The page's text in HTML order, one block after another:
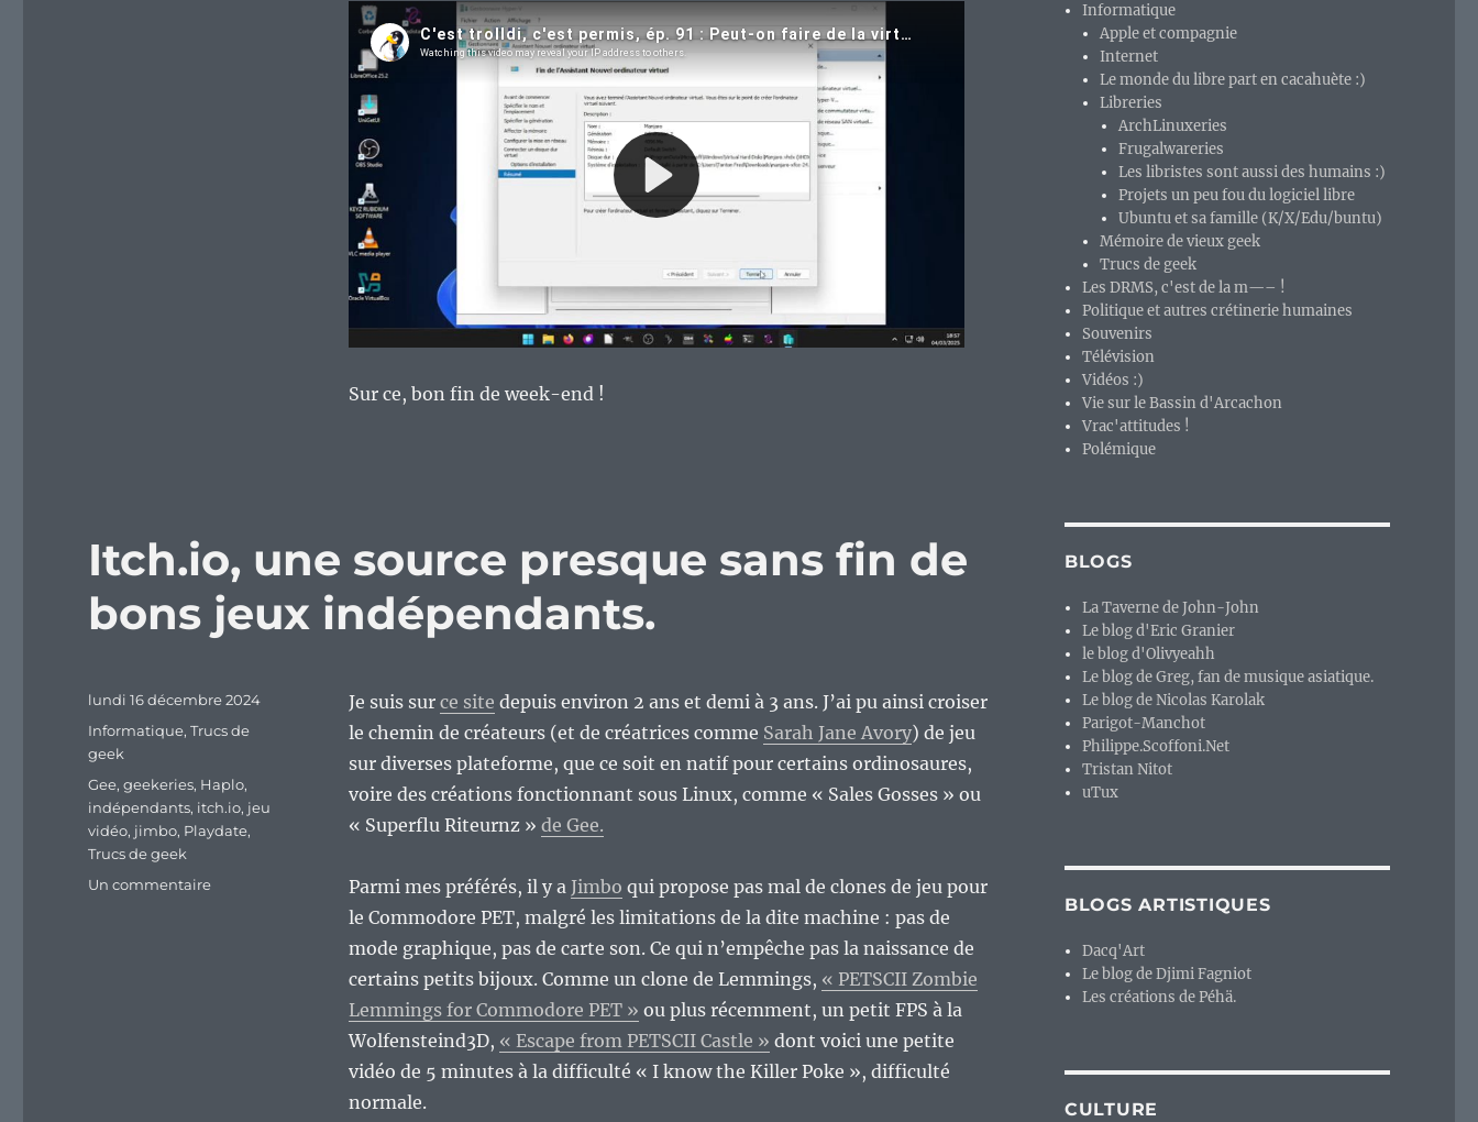
Sur ce, bon fin de week-end !
Itch.io, une source presque sans fin de
bons jeux indépendants.
Je suis sur ce site depuis environ 2 ans et demi à 3 ans. J’ai pu ainsi croiser
le chemin de créateurs (et de créatrices comme Sarah Jane Avory) de jeu
sur diverses plateforme, que ce soit en natif pour certains ordinosaures,
voire des créations fonctionnant sous Linux, comme « Sales Gosses » ou
« Superflu Riteurnz » de Gee.
Parmi mes préférés, il y a Jimbo qui propose pas mal de clones de jeu pour
le Commodore PET, malgré les limitations de la dite machine : pas de
mode graphique, pas de carte son. Ce qui n’empêche pas la naissance de
certains petits bijoux. Comme un clone de Lemmings, « PETSCII Zombie
Lemmings for Commodore PET » ou plus récemment, un petit FPS à la
Wolfensteind3D, « Escape from PETSCII Castle » dont voici une petite
vidéo de 5 minutes à la difficulté « I know the Killer Poke », difficulté
normale.
Publié
lundi 16 décembre 2024
Catégories
Informatique,Trucs de
geek
Étiquettes
Gee,geekeries, Haplo,
indépendants, itch.io, jeu
vidéo, jimbo, Playdate,
Trucs de geek
Un commentairesur
Informatique
Apple et compagnie
Internet
Le monde du libre part en cacahuète :)
Libreries
ArchLinuxeries
Frugalwareries
Les libristes sont aussi des humains :)
Projets un peu fou du logiciel libre
Ubuntu et sa famille (K/X/Edu/buntu)
Mémoire de vieux geek
Trucs de geek
Les DRMS, c'est de la m—– !
Politique et autres crétinerie humaines
Souvenirs
Télévision
Vidéos :)
Vie sur le Bassin d'Arcachon
Vrac'attitudes !
Polémique
BLOGS
La Taverne de John-John
Le blog d'Eric Granier
le blog d'Olivyeahh
Le blog de Greg, fan de musique asiatique.
Le blog de Nicolas Karolak
Parigot-Manchot
Philippe.Scoffoni.Net
Tristan Nitot
uTux
BLOGS ARTISTIQUES
Dacq'Art
Le blog de Djimi Fagniot
Les créations de Péhä.
CULTURE